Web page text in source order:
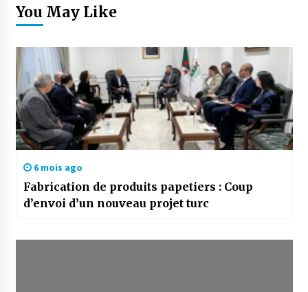
You May Like
6 mois ago
Fabrication de produits papetiers : Coup
d’envoi d’un nouveau projet turc